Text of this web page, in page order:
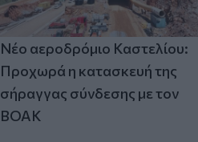
Νέο αεροδρόμιο Καστελίου:
Προχωρά η κατασκευή της
σήραγγας σύνδεσης με τον
ΒΟΑΚ